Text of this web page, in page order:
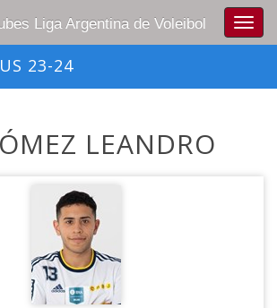
Liga Argentina de Voleibol
23-24
LEANDRO